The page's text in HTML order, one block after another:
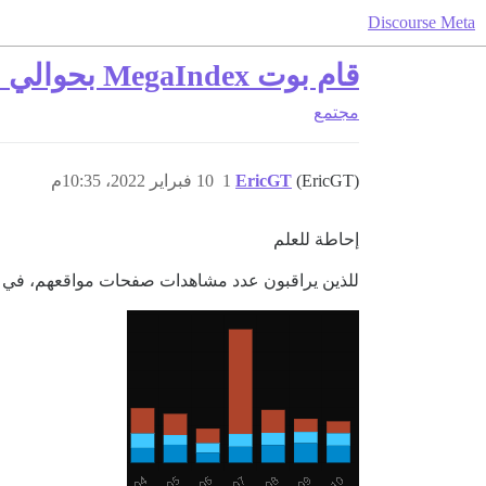
Discourse Meta
قام بوت MegaIndex بحوالي 4,000 مشاهدة للصفحات في يوم واحد
مجتمع
EricGT (EricGT) 10 فبراير 2022، 10:35م 1
إحاطة للعلم
للذين يراقبون عدد مشاهدات صفحات مواقعهم، في 02/07/2022 شهد موقعنا حوالي 4000 مشاهدة صفحة من